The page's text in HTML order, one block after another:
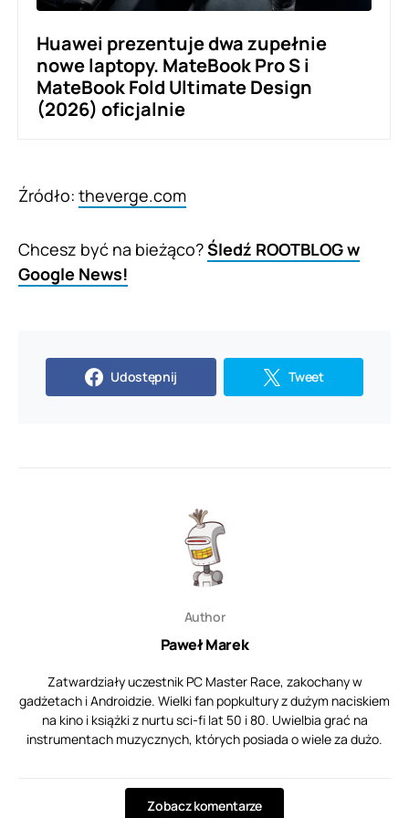
Huawei prezentuje dwa zupełnie
nowe laptopy. MateBook Pro S i
MateBook Fold Ultimate Design
(2026) oficjalnie
Źródło: theverge.com
Chcesz być na bieżąco?Śledź ROOTBLOG w
Google News!
Udostępnij Tweet
Author
Paweł Marek
Zatwardziały uczestnik PC Master Race, zakochany w
gadżetach i Androidzie. Wielki fan popkultury z dużym naciskiem
na kino i książki z nurtu sci-fi lat 50 i 80. Uwielbia grać na
instrumentach muzycznych, których posiada o wiele za dużo.
Zobacz komentarze